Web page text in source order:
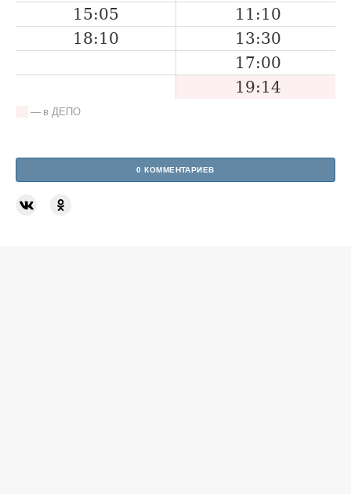
15:05
11:10
18:10
13:30
17:00
19:14
— в ДЕПО
0 КОММЕНТАРИЕВ